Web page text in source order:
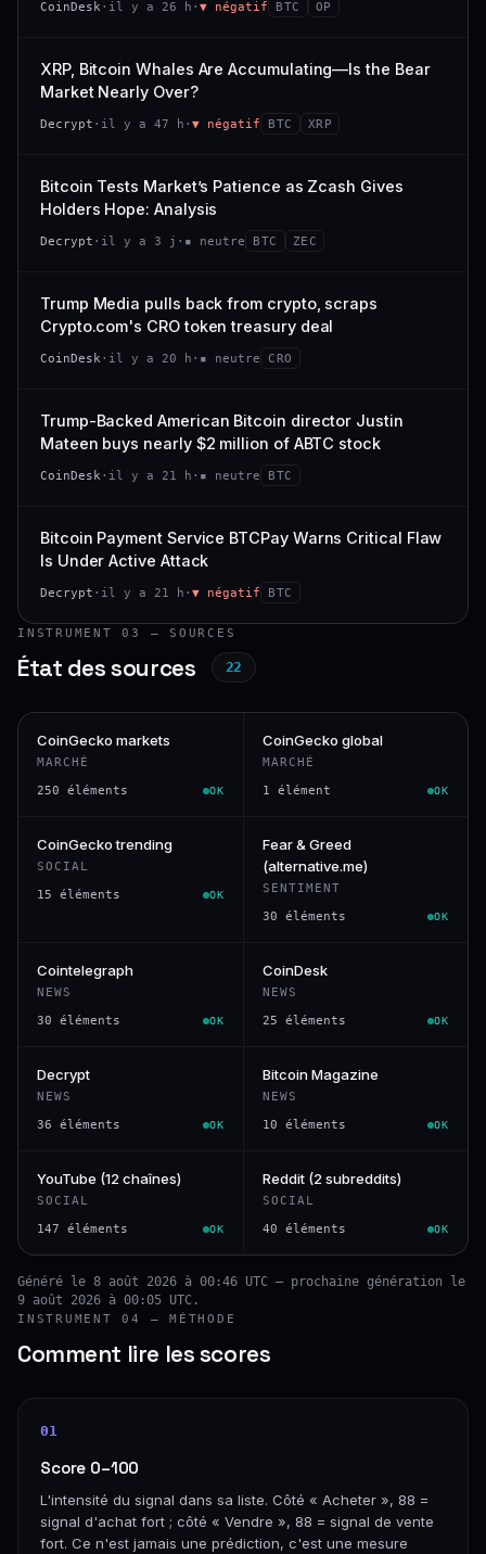
−0,1 % +0,1 %
−0,1 % #29
CONFIANCE
477 M$ 1 464 $
+0,6 % −3,6 %
−94,7 % #102
CONFIANCE
CoinDesk · il y a 26 h · ▼ négatif BTC OP
XRP, Bitcoin Whales Are Accumulating—Is the Bear
Market Nearly Over?
Decrypt · il y a 47 h · ▼ négatif BTC XRP
Bitcoin Tests Market’s Patience as Zcash Gives
Holders Hope: Analysis
Decrypt · il y a 3 j · ▪ neutre BTC ZEC
Trump Media pulls back from crypto, scraps
Crypto.com's CRO token treasury deal
CoinDesk · il y a 20 h · ▪ neutre CRO
Trump-Backed American Bitcoin director Justin
Mateen buys nearly $2 million of ABTC stock
CoinDesk · il y a 21 h · ▪ neutre BTC
Bitcoin Payment Service BTCPay Warns Critical Flaw
Is Under Active Attack
Decrypt · il y a 21 h · ▼ négatif BTC
INSTRUMENT 03 — SOURCES
État des sources 22
CoinGecko markets
MARCHÉ
250 éléments OK
CoinGecko global
MARCHÉ
1 élément OK
CoinGecko trending
SOCIAL
15 éléments OK
Fear & Greed
(alternative.me)
SENTIMENT
30 éléments OK
Cointelegraph
NEWS
30 éléments OK
CoinDesk
NEWS
25 éléments OK
Decrypt
NEWS
36 éléments OK
Bitcoin Magazine
NEWS
10 éléments OK
YouTube (12 chaînes)
SOCIAL
147 éléments OK
Reddit (2 subreddits)
SOCIAL
40 éléments OK
Généré le 8 août 2026 à 00:46 UTC — prochaine génération le
9 août 2026 à 00:05 UTC.
INSTRUMENT 04 — MÉTHODE
Comment lire les scores
01
Score 0–100
L'intensité du signal dans sa liste. Côté « Acheter », 88 =
signal d'achat fort ; côté « Vendre », 88 = signal de vente
fort. Ce n'est jamais une prédiction, c'est une mesure